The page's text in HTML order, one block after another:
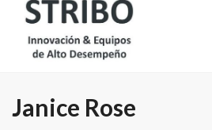
Janice Rose